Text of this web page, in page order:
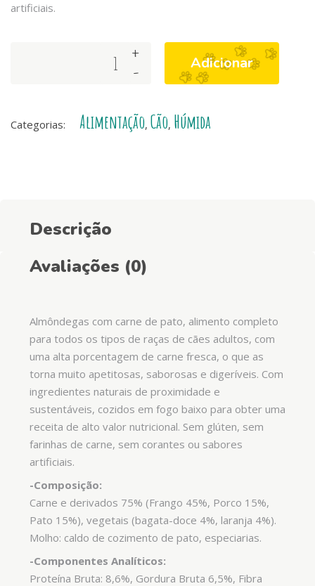
artificiais.
quantity
-
+ Adicionar
Categorias: Alimentação, Cão, Húmida
Descrição
Avaliações (0)
Almôndegas com carne de pato, alimento completo
para todos os tipos de raças de cães adultos, com
uma alta porcentagem de carne fresca, o que as
torna muito apetitosas, saborosas e digeríveis. Com
ingredientes naturais de proximidade e
sustentáveis, cozidos em fogo baixo para obter uma
receita de alto valor nutricional. Sem glúten, sem
farinhas de carne, sem corantes ou sabores
artificiais.
-Composição:
Carne e derivados 75% (Frango 45%, Porco 15%,
Pato 15%), vegetais (bagata-doce 4%, laranja 4%).
Molho: caldo de cozimento de pato, especiarias.
-Componentes Analíticos:
Proteína Bruta: 8,6%, Gordura Bruta 6,5%, Fibra